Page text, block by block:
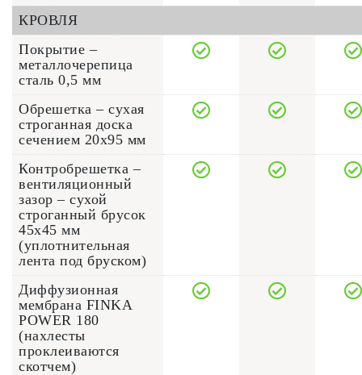
КРОВЛЯ
Покрытие –
металлочерепица
сталь 0,5 мм
Обрешетка – сухая
строганная доска
сечением 20x95 мм
Контробрешетка –
вентиляционный
зазор – сухой
строганный брусок
45x45 мм
(уплотнительная
лента под бруском)
Диффузионная
мембрана FINKA
POWER 180
(нахлесты
проклеиваются
скотчем)